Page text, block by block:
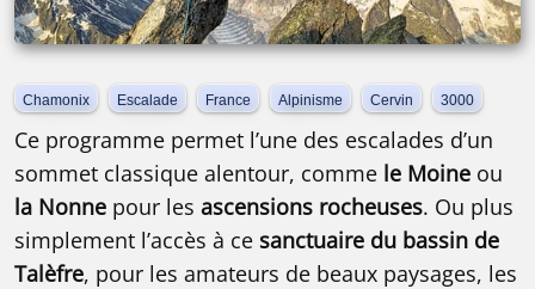
Chamonix Escalade France Alpinisme Cervin 3000
Ce programme permet l’une des escalades d’un
sommet classique alentour, comme le Moine ou
la Nonne pour les ascensions rocheuses. Ou plus
simplement l’accès à ce sanctuaire du bassin de
Talèfre, pour les amateurs de beaux paysages, les